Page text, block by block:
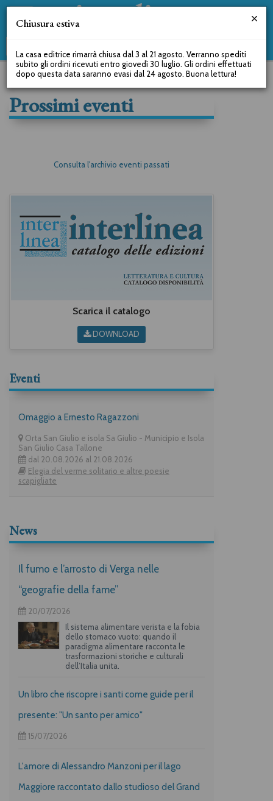
Prossimi eventi
Consulta l'archivio eventi passati
Scarica il catalogo
DOWNLOAD
Eventi
Omaggio a Ernesto Ragazzoni
Orta San Giulio e isola Sa Giulio - Municipio e Isola
San Giulio Casa Tallone
dal 20.08.2026 al 21.08.2026
Elegia del verme solitario e altre poesie
scapigliate
News
Il fumo e l’arrosto di Verga nelle
“geografie della fame”
20/07/2026
Il sistema alimentare verista e la fobia
dello stomaco vuoto: quando il
paradigma alimentare racconta le
trasformazioni storiche e culturali
dell’Italia unita.
Un libro che riscopre i santi come guide per il
presente: "Un santo per amico"
15/07/2026
L'amore di Alessandro Manzoni per il lago
Maggiore raccontato dallo studioso del Grand
Chiusura estiva
La casa editrice rimarrà chiusa dal 3 al 21 agosto. Verranno spediti
subito gli ordini ricevuti entro giovedì 30 luglio. Gli ordini effettuati
dopo questa data saranno evasi dal 24 agosto. Buona lettura!